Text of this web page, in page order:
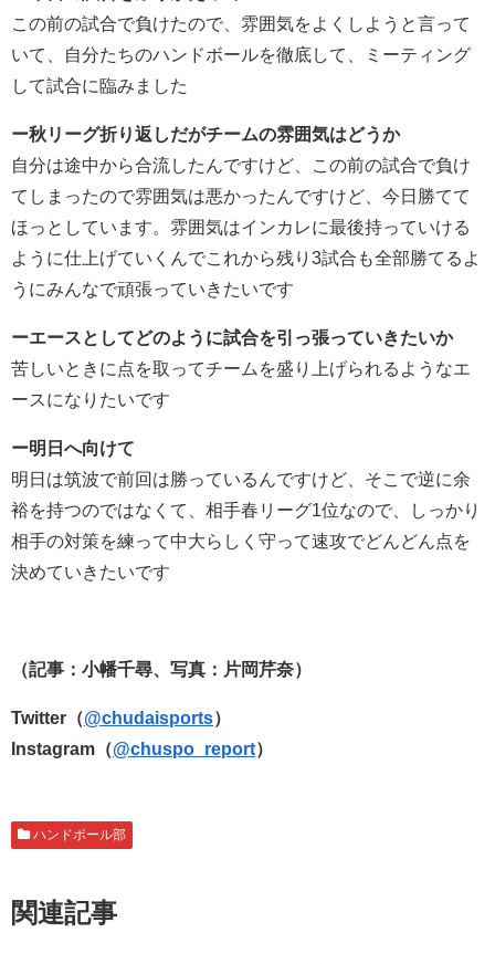
この前の試合で負けたので、雰囲気をよくしようと言って
いて、自分たちのハンドボールを徹底して、ミーティング
して試合に臨みました
ー秋リーグ折り返しだがチームの雰囲気はどうか
自分は途中から合流したんですけど、この前の試合で負け
てしまったので雰囲気は悪かったんですけど、今日勝てて
ほっとしています。雰囲気はインカレに最後持っていける
ように仕上げていくんでこれから残り3試合も全部勝てるよ
うにみんなで頑張っていきたいです
ーエースとしてどのように試合を引っ張っていきたいか
苦しいときに点を取ってチームを盛り上げられるようなエ
ースになりたいです
ー明日へ向けて
明日は筑波で前回は勝っているんですけど、そこで逆に余
裕を持つのではなくて、相手春リーグ1位なので、しっかり
相手の対策を練って中大らしく守って速攻でどんどん点を
決めていきたいです
（記事：小幡千尋、写真：片岡芹奈）
Twitter（@chudaisports）
Instagram（@chuspo_report）
ハンドボール部
関連記事